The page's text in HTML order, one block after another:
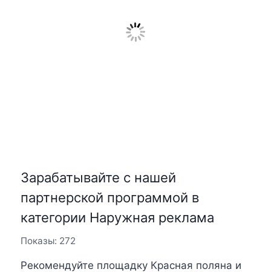
Зарабатывайте с нашей
партнерской программой в
категории Наружная реклама
Показы: 272
Рекомендуйте площадку Красная поляна и